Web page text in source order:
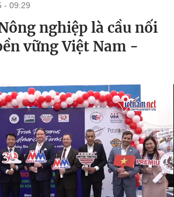
- 09:29
nghiệp là cầu nối
vững Việt Nam -